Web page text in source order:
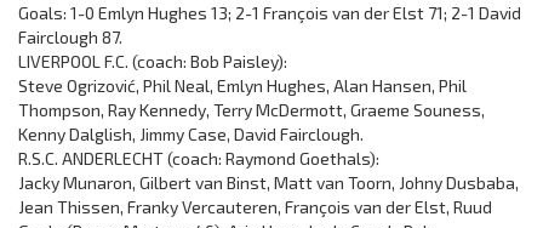
Goals: 1-0 Emlyn Hughes 13; 2-1 François van der Elst 71; 2-1 David
Fairclough 87.
LIVERPOOL F.C. (coach: Bob Paisley):
Steve Ogrizović, Phil Neal, Emlyn Hughes, Alan Hansen, Phil
Thompson, Ray Kennedy, Terry McDermott, Graeme Souness,
Kenny Dalglish, Jimmy Case, David Fairclough.
R.S.C. ANDERLECHT (coach: Raymond Goethals):
Jacky Munaron, Gilbert van Binst, Matt van Toorn, Johny Dusbaba,
Jean Thissen, Franky Vercauteren, François van der Elst, Ruud